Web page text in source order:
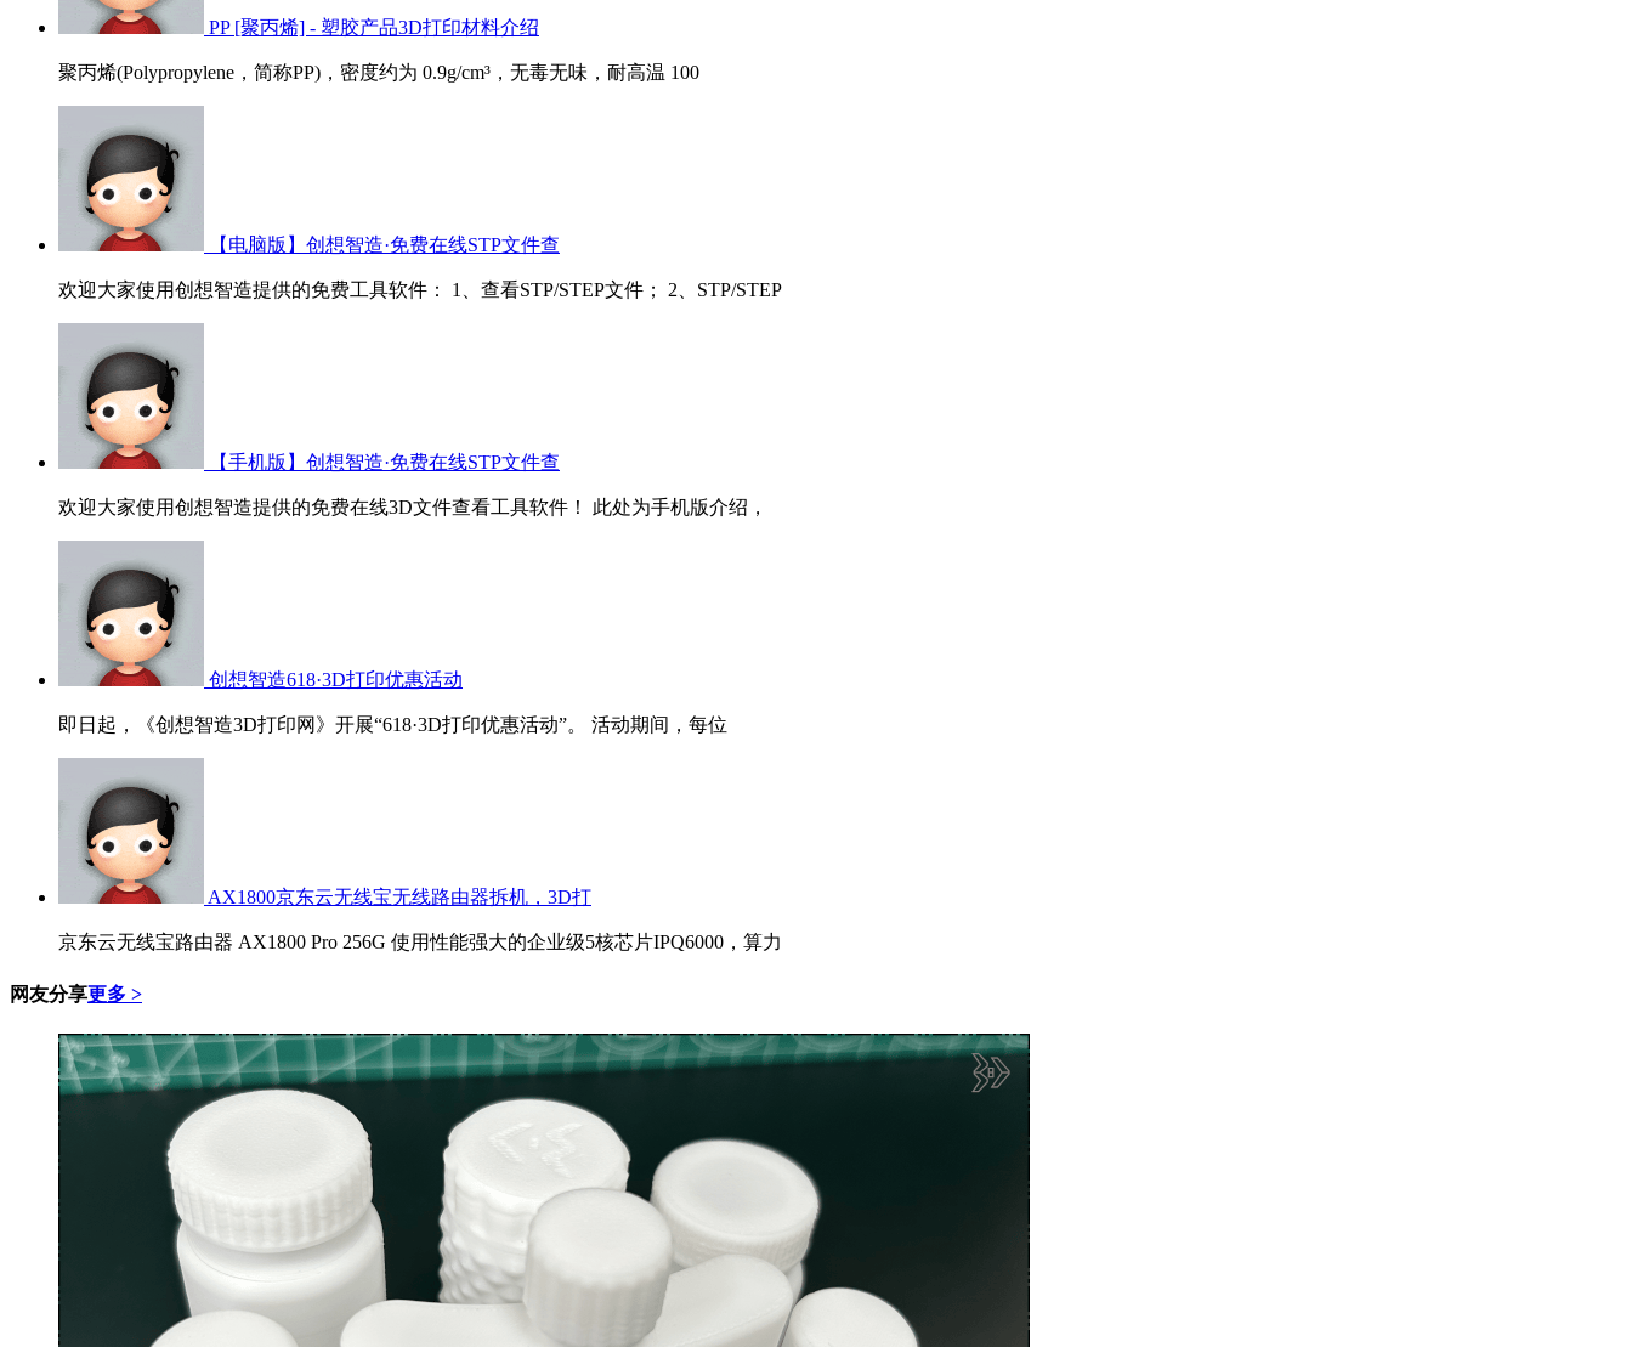
PP [聚丙烯] - 塑胶产品3D打印材料介绍
聚丙烯(Polypropylene，简称PP)，密度约为 0.9g/cm³，无毒无味，耐高温 100
【电脑版】创想智造·免费在线STP文件查
欢迎大家使用创想智造提供的免费工具软件： 1、查看STP/STEP文件； 2、STP/STEP
【手机版】创想智造·免费在线STP文件查
欢迎大家使用创想智造提供的免费在线3D文件查看工具软件！ 此处为手机版介绍，
创想智造618·3D打印优惠活动
即日起，《创想智造3D打印网》开展“618·3D打印优惠活动”。 活动期间，每位
AX1800京东云无线宝无线路由器拆机，3D打
京东云无线宝路由器 AX1800 Pro 256G 使用性能强大的企业级5核芯片IPQ6000，算力
网友分享更多 >